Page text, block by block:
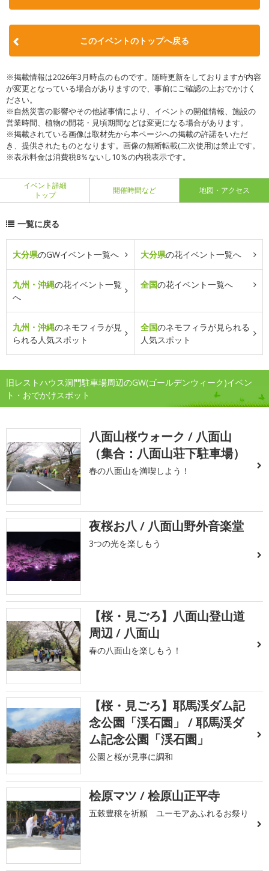
このイベントのトップへ戻る
※掲載情報は2026年3月時点のものです。随時更新をしておりますが内容
が変更となっている場合がありますので、事前にご確認の上おでかけく
ださい。
※自然災害の影響やその他諸事情により、イベントの開催情報、施設の
営業時間、植物の開花・見頃期間などは変更になる場合があります。
※掲載されている画像は取材先から本ページへの掲載の許諾をいただ
き、提供されたものとなります。画像の無断転載(二次使用)は禁止です。
※表示料金は消費税8％ないし10％の内税表示です。
イベント詳細
トップ
開催時間など 地図・アクセス
一覧に戻る
大分県のGWイベント一覧へ 大分県の花イベント一覧へ
九州・沖縄の花イベント一覧
へ
全国の花イベント一覧へ
九州・沖縄のネモフィラが見
られる人気スポット
全国のネモフィラが見られる
人気スポット
旧レストハウス洞門駐車場周辺のGW(ゴールデンウィーク)イベン
ト・おでかけスポット
八面山桜ウォーク / 八面山
（集合：八面山荘下駐車場）
春の八面山を満喫しよう！
夜桜お八 / 八面山野外音楽堂
3つの光を楽しもう
【桜・見ごろ】八面山登山道
周辺 / 八面山
春の八面山を楽しもう！
【桜・見ごろ】耶馬渓ダム記
念公園「渓石園」 / 耶馬渓ダ
ム記念公園「渓石園」
公園と桜が見事に調和
桧原マツ / 桧原山正平寺
五穀豊穣を祈願 ユーモアあふれるお祭り